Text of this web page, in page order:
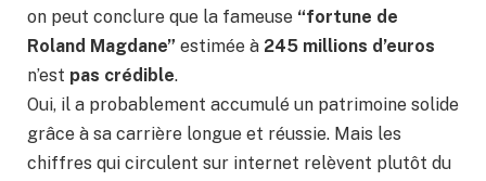
on peut conclure que la fameuse “fortune de
Roland Magdane” estimée à 245 millions d’euros
n’est pas crédible.
Oui, il a probablement accumulé un patrimoine solide
grâce à sa carrière longue et réussie. Mais les
chiffres qui circulent sur internet relèvent plutôt du